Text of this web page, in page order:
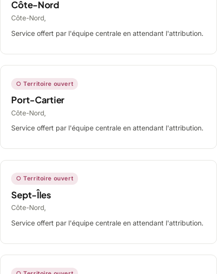
Côte-Nord
Côte-Nord,
Service offert par l'équipe centrale en attendant l'attribution.
○ Territoire ouvert
Port-Cartier
Côte-Nord,
Service offert par l'équipe centrale en attendant l'attribution.
○ Territoire ouvert
Sept-Îles
Côte-Nord,
Service offert par l'équipe centrale en attendant l'attribution.